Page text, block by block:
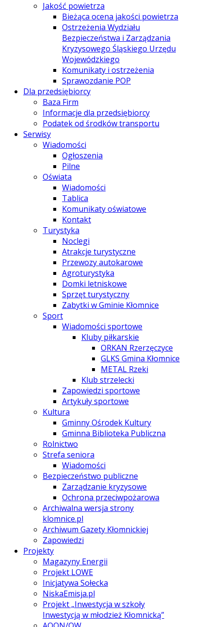
Jakość powietrza
Bieżąca ocena jakości powietrza
Ostrzeżenia Wydziału
Bezpieczeństwa i Zarządzania
Kryzysowego Śląskiego Urzędu
Wojewódzkiego
Komunikaty i ostrzeżenia
Sprawozdanie POP
Dla przedsiębiorcy
Baza Firm
Informacje dla przedsiębiorcy
Podatek od środków transportu
Serwisy
Wiadomości
Ogłoszenia
Pilne
Oświata
Wiadomości
Tablica
Komunikaty oświatowe
Kontakt
Turystyka
Noclegi
Atrakcje turystyczne
Przewozy autokarowe
Agroturystyka
Domki letniskowe
Sprzęt turystyczny
Zabytki w Gminie Kłomnice
Sport
Wiadomości sportowe
Kluby piłkarskie
ORKAN Rzerzęczyce
GLKS Gmina Kłomnice
METAL Rzeki
Klub strzelecki
Zapowiedzi sportowe
Artykuły sportowe
Kultura
Gminny Ośrodek Kultury
Gminna Biblioteka Publiczna
Rolnictwo
Strefa seniora
Wiadomości
Bezpieczeństwo publiczne
Zarządzanie kryzysowe
Ochrona przeciwpożarowa
Archiwalna wersja strony
klomnice.pl
Archiwum Gazety Kłomnickiej
Zapowiedzi
Projekty
Magazyny Energii
Projekt LOWE
Inicjatywa Sołecka
NiskaEmisja.pl
Projekt „Inwestycja w szkoły
Inwestycją w młodzież Kłomnicką”